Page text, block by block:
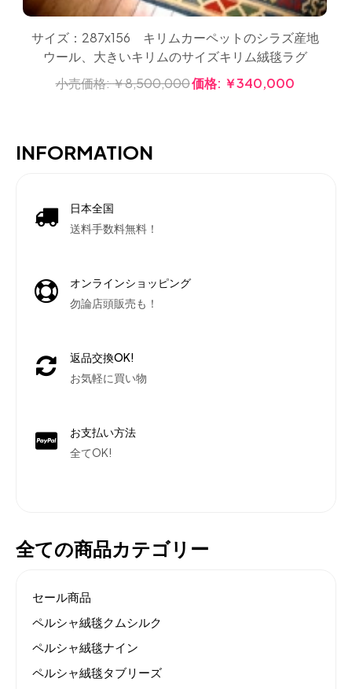
サイズ：287x156 キリムカーペットのシラズ産地
ウール、大きいキリムのサイズキリム絨毯ラグ
小売価格:￥8,500,000価格: ￥340,000
INFORMATION
日本全国
送料手数料無料！
オンラインショッピング
勿論店頭販売も！
返品交換OK!
お気軽に買い物
お支払い方法
全てOK!
全ての商品カテゴリー
セール商品
ペルシャ絨毯クムシルク
ペルシャ絨毯ナイン
ペルシャ絨毯タブリーズ